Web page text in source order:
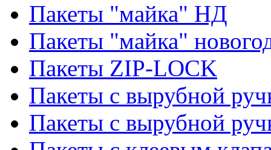
Пакеты "майка" НД
Пакеты "майка"
Пакеты ZIP-LOCK
Пакеты с вырубной
Пакеты с вырубной